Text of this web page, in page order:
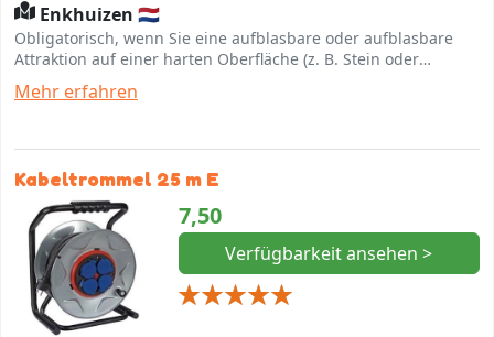
Enkhuizen 🇳🇱
Obligatorisch, wenn Sie eine aufblasbare oder aufblasbare
Attraktion auf einer harten Oberfläche (z. B. Stein oder
Mehr erfahren
Kabeltrommel 25 m E
7,50
Verfügbarkeit ansehen >